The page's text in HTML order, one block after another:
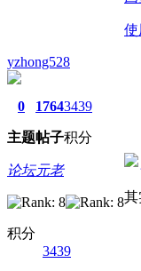
使
yzhong528
0
主题
1764
帖子
3439
积分
论坛元老
积分
3439
其